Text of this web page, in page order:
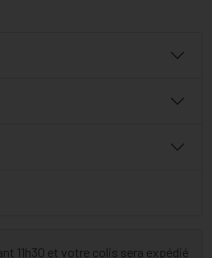
11h30 et votre colis sera expédié